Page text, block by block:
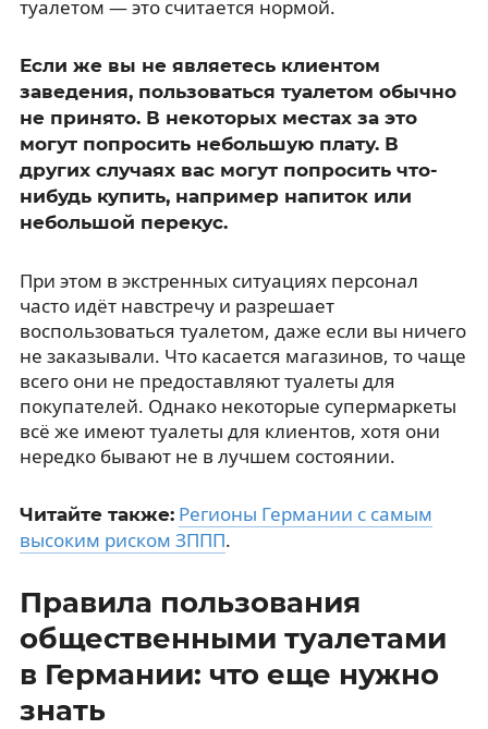
туалетом — это считается нормой.
Если же вы не являетесь клиентом
заведения, пользоваться туалетом обычно
не принято. В некоторых местах за это
могут попросить небольшую плату. В
других случаях вас могут попросить что-
нибудь купить, например напиток или
небольшой перекус.
При этом в экстренных ситуациях персонал
часто идёт навстречу и разрешает
воспользоваться туалетом, даже если вы ничего
не заказывали. Что касается магазинов, то чаще
всего они не предоставляют туалеты для
покупателей. Однако некоторые супермаркеты
всё же имеют туалеты для клиентов, хотя они
нередко бывают не в лучшем состоянии.
Читайте также: Регионы Германии с самым
высоким риском ЗППП.
Правила пользования
общественными туалетами
в Германии: что еще нужно
знать